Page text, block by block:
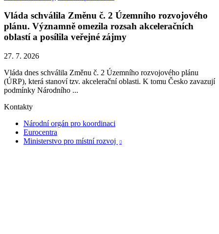
Vláda schválila Změnu č. 2 Územního rozvojového
plánu. Významně omezila rozsah akceleračních
oblastí a posílila veřejné zájmy
27. 7. 2026
Vláda dnes schválila Změnu č. 2 Územního rozvojového plánu
(ÚRP), která stanoví tzv. akcelerační oblasti. K tomu Česko zavazují
podmínky Národního ...
Kontakty
Národní orgán pro koordinaci
Eurocentra
Ministerstvo pro místní rozvoj
